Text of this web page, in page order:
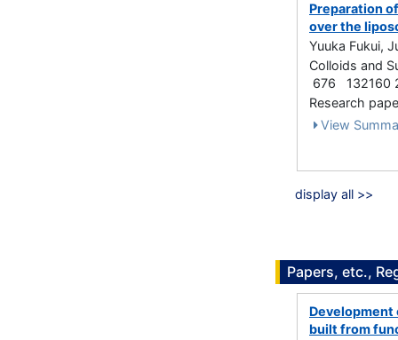
Preparation
over the
Yuuka Fukui,
Colloids and
676 132160
Research
View
display all >>
Papers, etc.,
built from